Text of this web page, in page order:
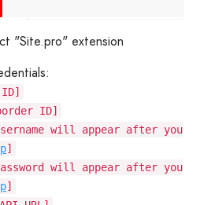
"Site.pro" extension
ID]
will appear after you
]
will appear after you
]